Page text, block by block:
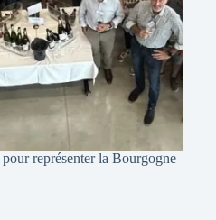
représenter la Bourgogne